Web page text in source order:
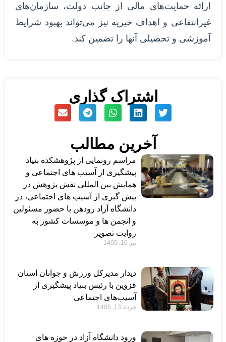
ارائه حمایت‌های مالی از جانب دولت، سازمان‌های
غیرانتفاعی و اهداف خیریه نیز می‌تواند بهبود شرایط
آموزشی و تحصیلی آنها را تضمین کند.
اشتراک گذاری
آخرین مطالب
مراسم رونمایی از پژوهشکده بنیاد
پیشگیری از آسیب های اجتماعی و
همایش بین المللی نقش پژوهش در
پیش گیری از آسیب های اجتماعی، در
دانشگاه آزاد رودهن با حضور مسئولین
و انجمن ها و موسسات کشور به
روایت تصویر
تیر 16, 1405
دیدار مدیرکل ورزش و جوانان استان
قزوین با رئیس بنیاد پیشگیری از
آسیب‌های اجتماعی
خرداد 13, 1405
ورود دانشگاه آزاد در حوزه های